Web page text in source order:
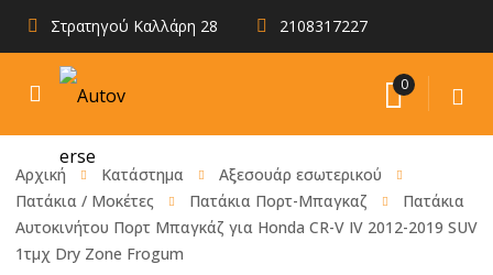
Στρατηγού Καλλάρη 28 2108317227
0
Αρχική Κατάστημα
Αξεσουάρ εσωτερικού
Πατάκια / Μοκέτες
Πατάκια Πορτ-Μπαγκαζ
Πατάκια
Αυτοκινήτου Πορτ Μπαγκάζ για Honda CR-V IV 2012-2019 SUV
1τμχ Dry Zone Frogum